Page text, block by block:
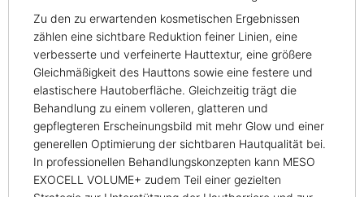
Zu den zu erwartenden kosmetischen Ergebnissen
zählen eine sichtbare Reduktion feiner Linien, eine
verbesserte und verfeinerte Hauttextur, eine größere
Gleichmäßigkeit des Hauttons sowie eine festere und
elastischere Hautoberfläche. Gleichzeitig trägt die
Behandlung zu einem volleren, glatteren und
gepflegteren Erscheinungsbild mit mehr Glow und einer
generellen Optimierung der sichtbaren Hautqualität bei.
In professionellen Behandlungskonzepten kann MESO
EXOCELL VOLUME+ zudem Teil einer gezielten